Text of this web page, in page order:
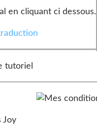
en cliquant ci dessous.